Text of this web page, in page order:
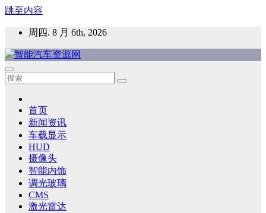
跳至内容
周四. 8 月 6th, 2026
智能汽车资源网
智能表面，智能内饰，新能源汽车，HMI，人车交互，智能车
首页
新闻资讯
车载显示
HUD
摄像头
智能内饰
调光玻璃
CMS
激光雷达